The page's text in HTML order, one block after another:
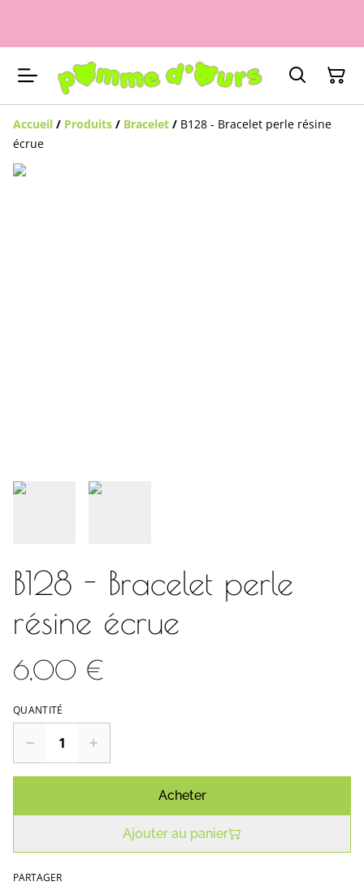
Accueil / Produits / Bracelet / B128 - Bracelet perle résine
écrue
B128 - Bracelet perle
résine écrue
6,00 €
QUANTITÉ
Acheter
Ajouter au panier
PARTAGER